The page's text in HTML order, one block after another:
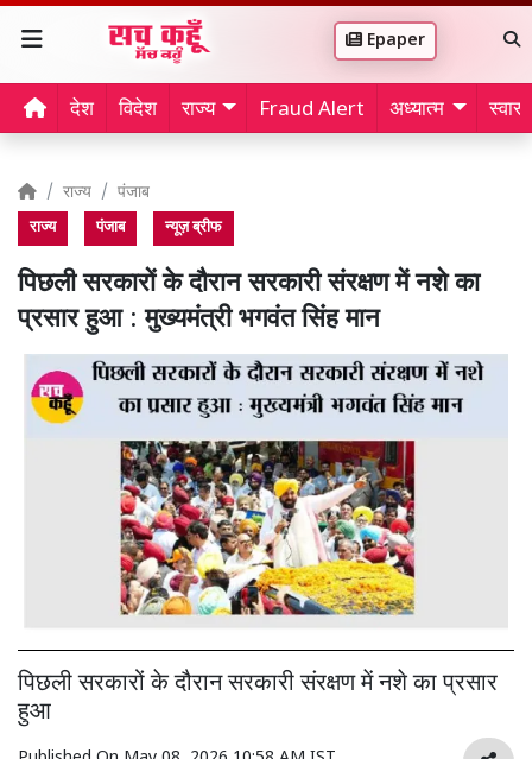
Epaper
देश विदेश राज्य Fraud Alert अध्यात्म
राज्य पंजाब
राज्य पंजाब न्यूज़ ब्रीफ
पिछली सरकारों के दौरान सरकारी संरक्षण में नशे का
प्रसार हुआ : मुख्यमंत्री भगवंत सिंह मान
पिछली सरकारों के दौरान सरकारी संरक्षण में नशे का प्रसार
हुआ